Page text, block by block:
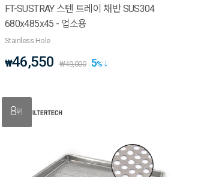
FT-SUSTRAY 스텐 트레이 채반 SUS304
680x485x45 - 업소용
Stainless Hole
₩46,550 ₩49,000 5%
8위